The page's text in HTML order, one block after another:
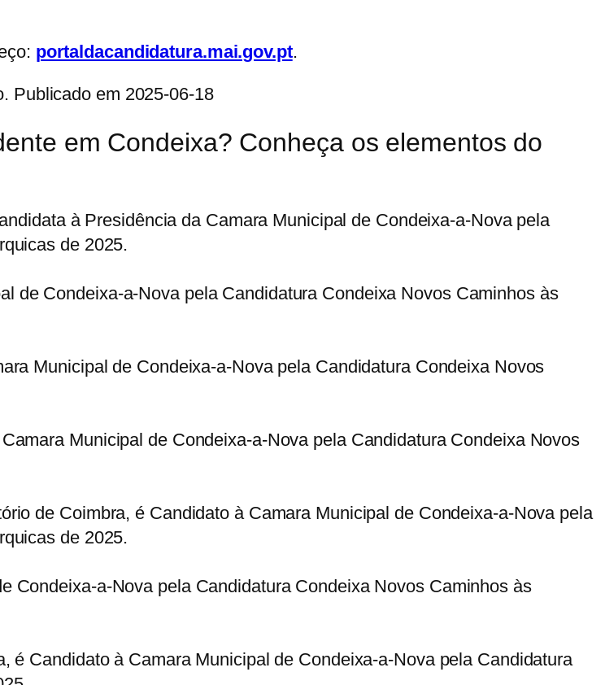
portaldacandidatura.mai.gov.pt.
Publicado em 2025-06-18
em Condeixa? Conheça os elementos do